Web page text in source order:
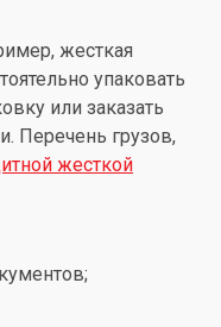
жесткая
упаковать
или заказать
Перечень грузов,
жесткой